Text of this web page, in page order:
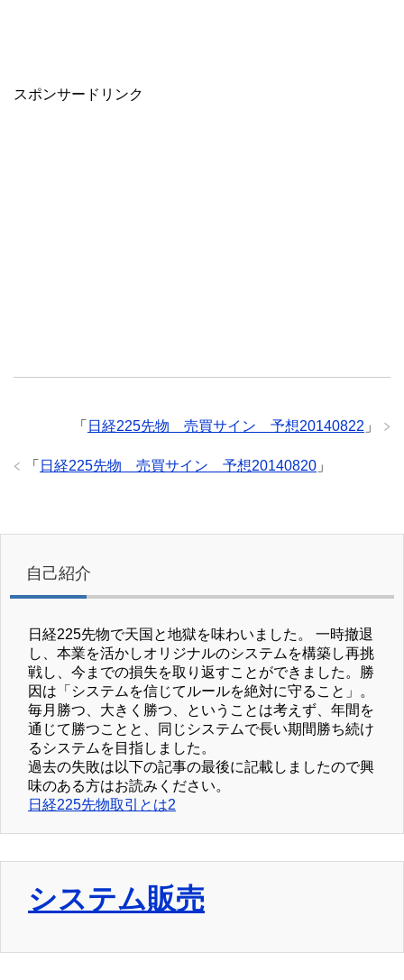
スポンサードリンク
「 日経225先物 売買サイン 予想20140822 」
「 日経225先物 売買サイン 予想20140820 」
自己紹介
日経225先物で天国と地獄を味わいました。 一時撤退
し、本業を活かしオリジナルのシステムを構築し再挑
戦し、今までの損失を取り返すことができました。勝
因は「システムを信じてルールを絶対に守ること」。
毎月勝つ、大きく勝つ、ということは考えず、年間を
通じて勝つことと、同じシステムで長い期間勝ち続け
るシステムを目指しました。
過去の失敗は以下の記事の最後に記載しましたので興
味のある方はお読みください。
日経225先物取引とは2
システム販売